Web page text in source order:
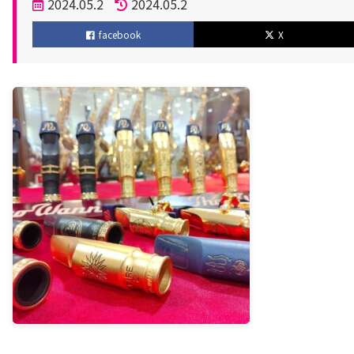
投
稿
日
2024.05.2
更
新
2024.05.2
facebook X